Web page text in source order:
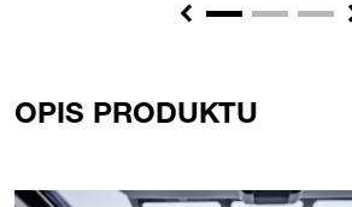
Previous
OPIS PRODUKTU